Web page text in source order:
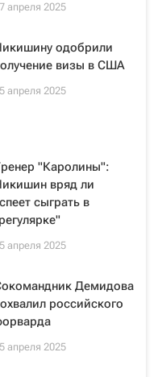
апреля 2025
одобрили
визы в США
апреля 2025
"Каролины":
вряд ли
сыграть в
апреля 2025
Демидова
российского
апреля 2025